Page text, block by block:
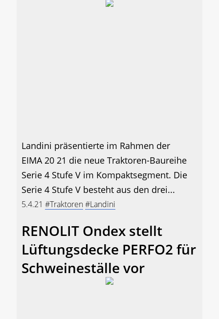
Landini präsentierte im Rahmen der
EIMA 20 21 die neue Traktoren-Baureihe
Serie 4 Stufe V im Kompaktsegment. Die
Serie 4 Stufe V besteht aus den drei...
5.4.21 #Traktoren#Landini
RENOLIT Ondex stellt
Lüftungsdecke PERFO2 für
Schweineställe vor